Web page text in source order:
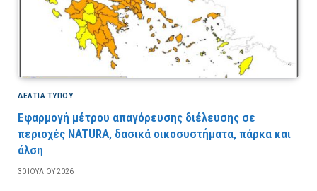
ΔΕΛΤΙΑ ΤΥΠΟΥ
Εφαρμογή μέτρου απαγόρευσης διέλευσης σε
περιοχές NATURA, δασικά οικοσυστήματα, πάρκα και
άλση
30 ΙΟΥΛΊΟΥ 2026